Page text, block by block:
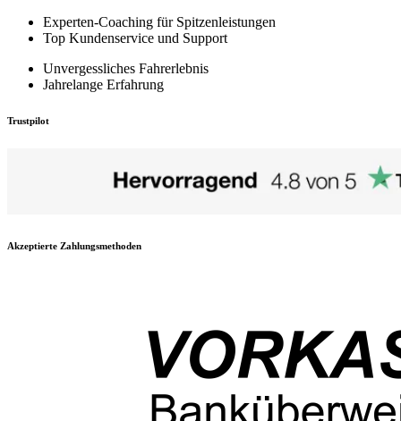
Experten-Coaching für Spitzenleistungen
Top Kundenservice und Support
Unvergessliches Fahrerlebnis
Jahrelange Erfahrung
Trustpilot
Akzeptierte Zahlungsmethoden